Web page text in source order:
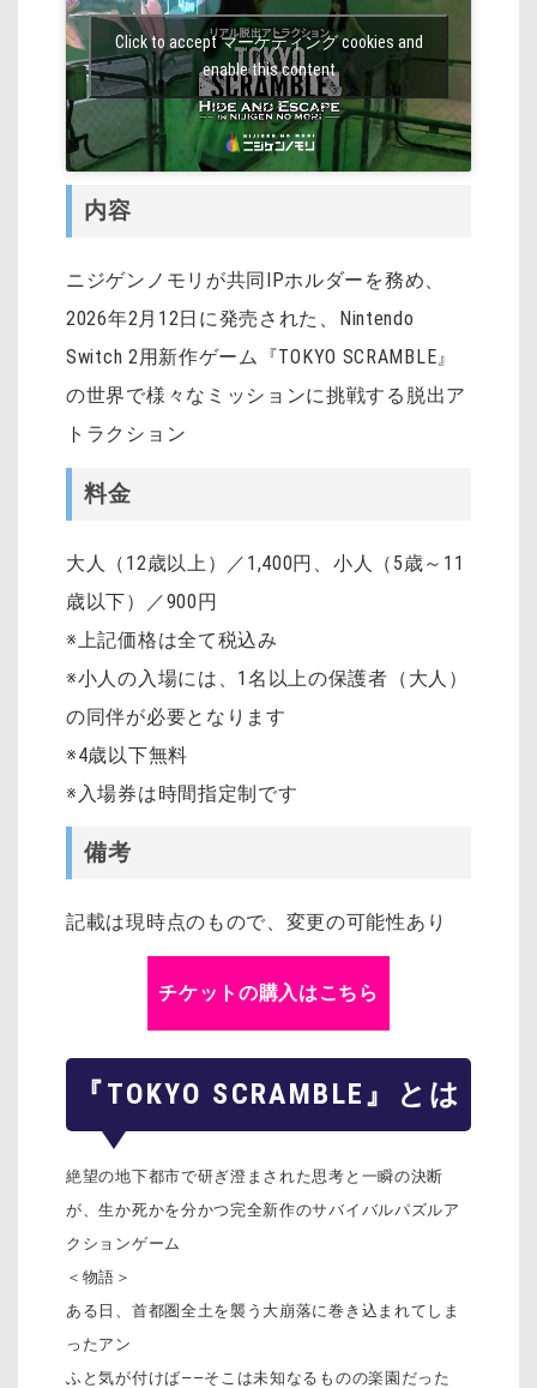
Click to accept マーケティング cookies and
enable this content
内容
ニジゲンノモリが共同IPホルダーを務め、
2026年2月12日に発売された、Nintendo
Switch 2用新作ゲーム『TOKYO SCRAMBLE』
の世界で様々なミッションに挑戦する脱出ア
トラクション
料金
大人（12歳以上）／1,400円、小人（5歳～11
歳以下）／900円
※上記価格は全て税込み
※小人の入場には、1名以上の保護者（大人）
の同伴が必要となります
※4歳以下無料
※入場券は時間指定制です
備考
記載は現時点のもので、変更の可能性あり
チケットの購入はこちら
『TOKYO SCRAMBLE』とは
絶望の地下都市で研ぎ澄まされた思考と一瞬の決断
が、生か死かを分かつ完全新作のサバイバルパズルア
クションゲーム
＜物語＞
ある日、首都圏全土を襲う大崩落に巻き込まれてしま
ったアン
ふと気が付けば――そこは未知なるものの楽園だった